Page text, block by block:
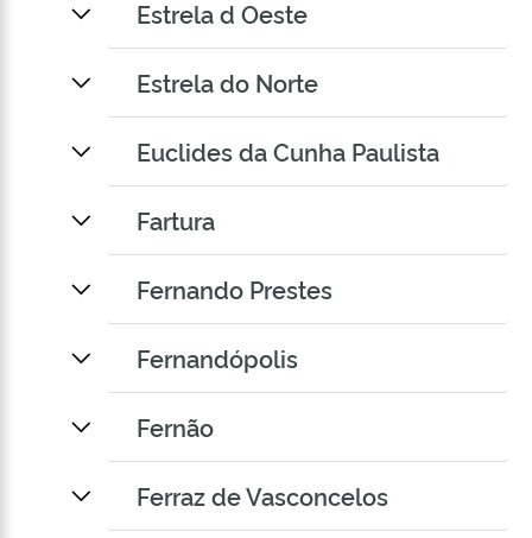
Estrela d Oeste
Estrela do Norte
Euclides da Cunha Paulista
Fartura
Fernando Prestes
Fernandópolis
Fernão
Ferraz de Vasconcelos